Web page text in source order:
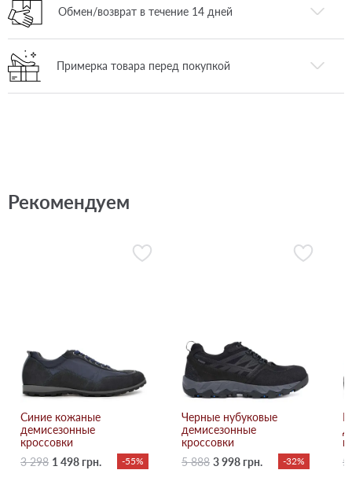
Обмен/возврат в течение 14 дней
Примерка товара перед покупкой
Рекомендуем
Синие кожаные
демисезонные
кроссовки
3 298 1 498 грн. -55%
Черные нубуковые
демисезонные
кроссовки
5 888 3 998 грн. -32%
5